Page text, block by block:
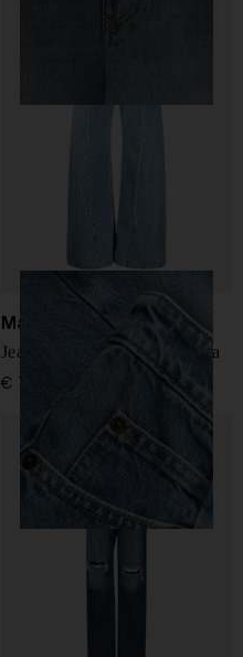
Maison Margiela
Jeans in denim a gamba larga
€ 720,00